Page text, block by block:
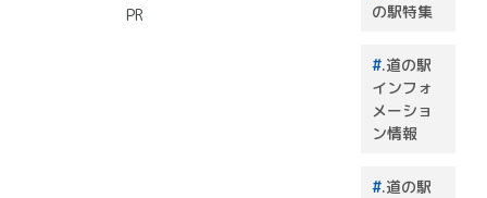
PR
の駅特集
.道の駅
インフォ
メーショ
ン情報
.道の駅